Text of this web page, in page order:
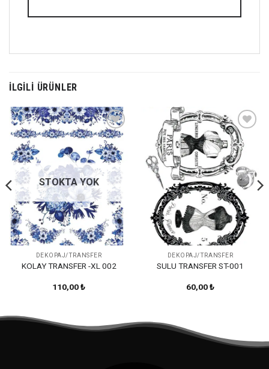
İLGILI ÜRÜNLER
Favorilerime
Ekle
STOKTA YOK
DEKOPAJ/TRANSFER
KOLAY TRANSFER -XL 002
110,00₺
Favorilerime
Ekle
DEKOPAJ/TRANSFER
SULU TRANSFER ST-001
60,00₺